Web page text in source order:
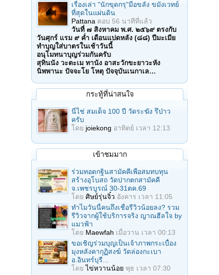
เรื่องเล่า "นักขุดกรุ"มือขลัง ขมังเวทย์
ที่สุดในแผ่นดิน
Pattana ตอบ 56 นาทีที่แล้ว
วันที่ ๗ สิงหาคม พ.ศ. ๒๕๖๙ ตรงกับ
วันศุกร์ แรม ๙ ค่ำ เดือนแปดหลัง (๘๘) ปีมะเมีย
ทำบุญใส่บาตรในเช้าวันนี้
อนุโมทนาบุญร่วมกันครับ
สุทินนัง วะตะเม ทานัง อาสะวักขะยาวะหัง
นิพพานะ ปัจจะโย โหตุ ปัจจุบันเนกาเล…
กระทู้ที่น่าสนใจ
นี่ไช่ สมเด็จ 100 ปี วัดระฆัง รึป่าว
ครับ
โดย joiekong อาทิตย์ เวลา 12:13
เข้าชมมาก
ร่วมทอดกฐินสามัคคีเพื่อสมทบทุน
สร้างอุโบสถ วัดปากตกสามัคคี
จ.เพชรบูรณ์ 30-31ตค.69
โดย ศิษย์รุ่นจิ๋ว อังคาร เวลา 11:05
ทำไมวันนี้คนถึงเชื่อรีวิวน้อยลง? รวม
รีวิวจากผู้ใช้บริการจริง ญาณฮีลใจ by
แมวฟ้า
โดย Maewfah เมื่อวาน เวลา 00:13
ขอเชิญร่วมบุญเป็นเจ้าภาพกระเบื้อง
มุงหลังคากุฏิสงฆ์ วัดล่องกะเบา
อ.อินทร์บุรี...
โดยไข่หวานน้อย พุธ เวลา 07:30